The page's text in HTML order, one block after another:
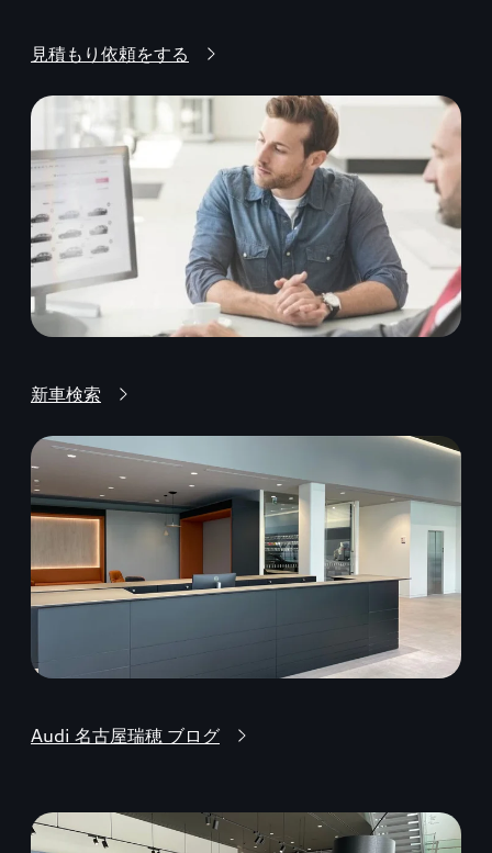
見積もり依頼をする
新車検索
Audi 名古屋瑞穂 ブログ